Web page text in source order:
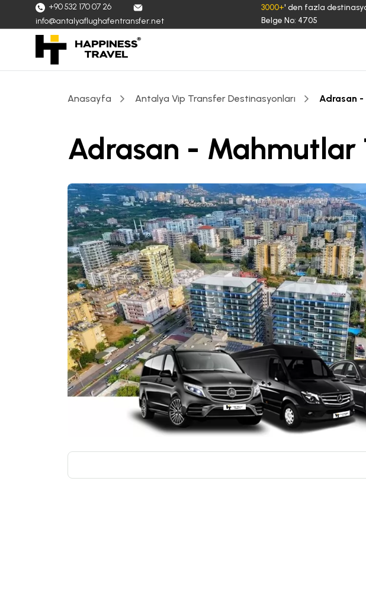
+90 532 170 07 26
info@antalyaflughafentransfer.net
3000+' den fazla
Belge No: 4705
Anasayfa Antalya Vip Transfer Destinasyonları Adrasan
Adrasan - Mahmutlar